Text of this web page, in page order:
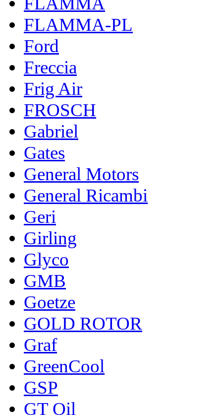
FLAMMA-PL
Ford
Freccia
Frig Air
FROSCH
Gabriel
Gates
General Motors
General Ricambi
Geri
Girling
Glyco
GMB
Goetze
GOLD ROTOR
Graf
GreenCool
GSP
GT Oil